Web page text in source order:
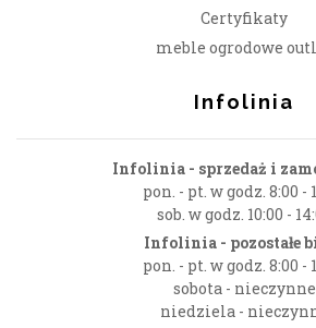
Certyfikaty
meble ogrodowe
Infolinia
Infolinia - sprzedaż i
pon. - pt. w godz. 8:00 -
sob. w godz. 10:00 -
Infolinia - pozostałe
pon. - pt. w godz. 8:00 -
sobota - nieczynne
niedziela -